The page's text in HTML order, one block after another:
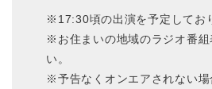
※17:30頃の出演を予定してお
※お住まいの地域のラジオ番組
い。
※予告なくオンエアされない